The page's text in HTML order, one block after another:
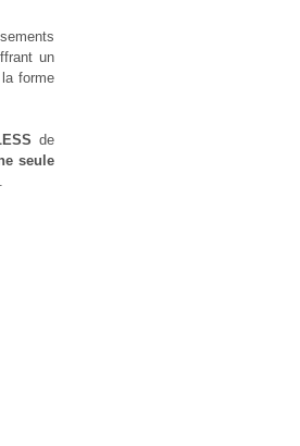
un
forme
de
seule
.